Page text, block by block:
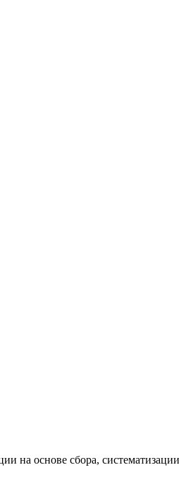
на основе сбора,